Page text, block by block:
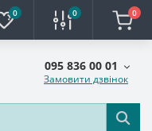
0 0 0
095 836 00 01
Замовити дзвінок